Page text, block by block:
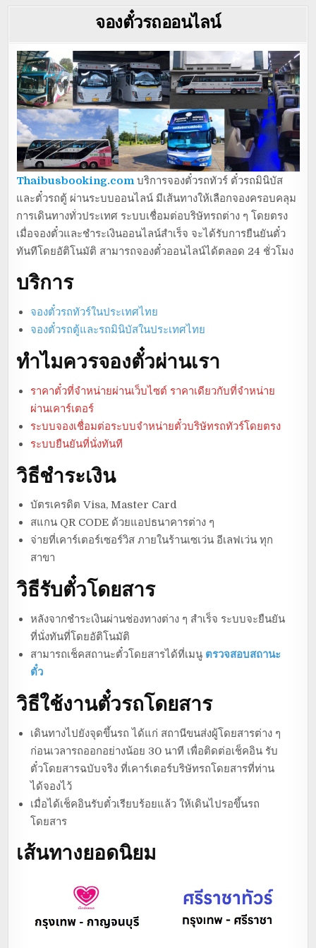
จองตั๋วรถออนไลน์
Thaibusbooking.com บริการจองตั๋วรถทัวร์ ตั๋วรถมินิบัส
และตั๋วรถตู้ ผ่านระบบออนไลน์ มีเส้นทางให้เลือกจองครอบคลุม
การเดินทางทั่วประเทศ ระบบเชื่อมต่อบริษัทรถต่าง ๆ โดยตรง
เมื่อจองตั๋วและชำระเงินออนไลน์สำเร็จ จะได้รับการยืนยันตั๋ว
ทันทีโดยอัติโนมัติ สามารถจองตั๋วออนไลน์ได้ตลอด 24 ชั่วโมง
บริการ
จองตั๋วรถทัวร์ในประเทศไทย
จองตั๋วรถตู้และรถมินิบัสในประเทศไทย
ทำไมควรจองตั๋วผ่านเรา
ราคาตั๋วที่จำหน่ายผ่านเว็บไซต์ ราคาเดียวกับที่จำหน่าย
ผ่านเคาร์เตอร์
ระบบจองเชื่อมต่อระบบจำหน่ายตั๋วบริษัทรถทัวร์โดยตรง
ระบบยืนยันที่นั่งทันที
วิธีชำระเงิน
บัตรเครดิต Visa, Master Card
สแกน QR CODE ด้วยแอปธนาคารต่าง ๆ
จ่ายที่เคาร์เตอร์เซอร์วิส ภายในร้านเซเว่น อีเลฟเว่น ทุก
สาขา
วิธีรับตั๋วโดยสาร
หลังจากชำระเงินผ่านช่องทางต่าง ๆ สำเร็จ ระบบจะยืนยัน
ที่นั่งทันที่โดยอัติโนมัติ
สามารถเช็คสถานะตั๋วโดยสารได้ที่เมนู ตรวจสอบสถานะ
ตั๋ว
วิธีใช้งานตั๋วรถโดยสาร
เดินทางไปยังจุดขึ้นรถ ได้แก่ สถานีขนส่งผู้โดยสารต่าง ๆ
ก่อนเวลารถออกอย่างน้อย 30 นาที เพื่อติดต่อเช็คอิน รับ
ตั๋วโดยสารฉบับจริง ที่เคาร์เตอร์บริษัทรถโดยสารที่ท่าน
ได้จองไว้
เมื่อได้เช็คอินรับตั๋วเรียบร้อยแล้ว ให้เดินไปรอขึ้นรถ
โดยสาร
เส้นทางยอดนิยม